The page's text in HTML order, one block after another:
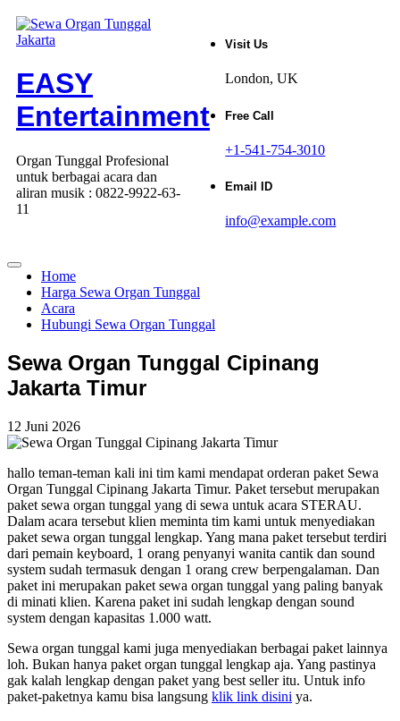
Skip
to
content
EASY
Entertainment
Organ Tunggal Profesional
untuk berbagai acara dan
aliran musik : 0822-9922-63-
11
Visit Us
London, UK
Free Call
+1-541-754-3010
Email ID
info@example.com
Home
Harga Sewa Organ Tunggal
Acara
Hubungi Sewa Organ Tunggal
Sewa Organ Tunggal Cipinang
Jakarta Timur
12 Juni 2026
hallo teman-teman kali ini tim kami mendapat orderan paket Sewa
Organ Tunggal Cipinang Jakarta Timur. Paket tersebut merupakan
paket sewa organ tunggal yang di sewa untuk acara STERAU.
Dalam acara tersebut klien meminta tim kami untuk menyediakan
paket sewa organ tunggal lengkap. Yang mana paket tersebut terdiri
dari pemain keyboard, 1 orang penyanyi wanita cantik dan sound
system sudah termasuk dengan 1 orang crew berpengalaman. Dan
paket ini merupakan paket sewa organ tunggal yang paling banyak
di minati klien. Karena paket ini sudah lengkap dengan sound
system dengan kapasitas 1.000 watt.
Sewa organ tunggal kami juga menyediakan berbagai paket lainnya
loh. Bukan hanya paket organ tunggal lengkap aja. Yang pastinya
gak kalah lengkap dengan paket yang best seller itu. Untuk info
paket-paketnya kamu bisa langsung klik link disini ya.